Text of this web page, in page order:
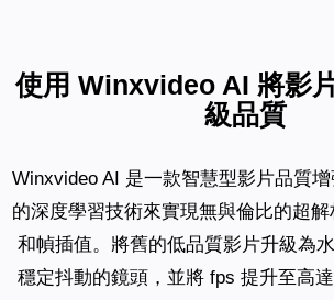
使用 Winxvideo AI 將影
級品質
Winxvideo AI 是一款智慧型影片品質
的深度學習技術來實現無與倫比的超
和幀插值。將舊的低品質影片升級為
穩定抖動的鏡頭，並將 fps 提升至高達